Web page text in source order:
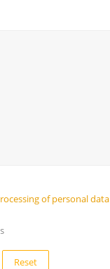
of personal data
Reset